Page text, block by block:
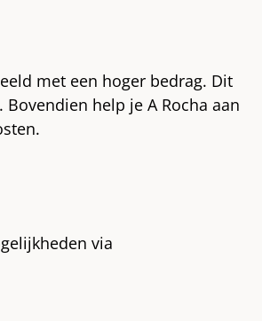
met een hoger bedrag. Dit
help je A Rocha aan
via